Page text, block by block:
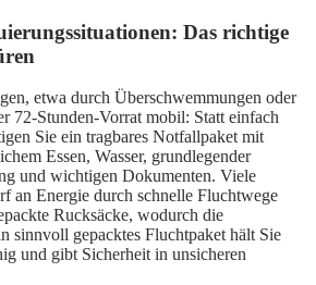
Das richtige
etwa durch Überschwemmungen oder
72-Stunden-Vorrat mobil: Statt einfach
Sie ein tragbares Notfallpaket mit
Essen, Wasser, grundlegender
und wichtigen Dokumenten. Viele
an Energie durch schnelle Fluchtwege
Rucksäcke, wodurch die
sinnvoll gepacktes Fluchtpaket hält Sie
und gibt Sicherheit in unsicheren